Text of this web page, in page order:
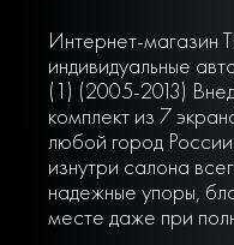
Интернет-магазин
индивидуальные
(1) (2005-2013)
комплект из 7
любой город
изнутри салона
надежные упоры,
месте даже при